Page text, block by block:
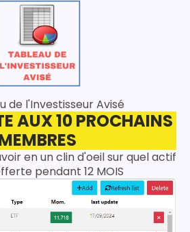
de l'Investisseur Avisé
AUX 10 PROCHAINS
en un clin d'oeil sur quel actif
pendant 12 MOIS